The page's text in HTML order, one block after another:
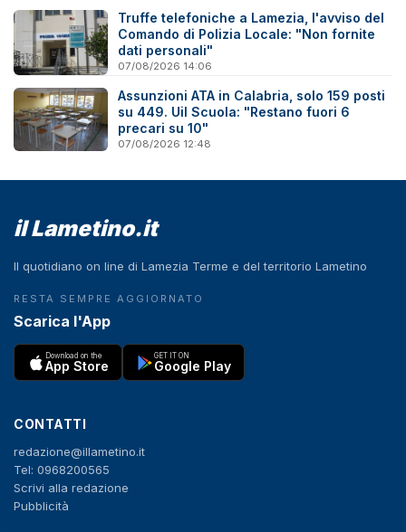
Truffe telefoniche a Lamezia, l'avviso del
Comando di Polizia Locale: "Non fornite
dati personali"
07/08/2026 14:06
Assunzioni ATA in Calabria, solo 159 posti
su 449. Uil Scuola: "Restano fuori 6
precari su 10"
07/08/2026 12:48
il Lametino.it
Il quotidiano on line di Lamezia Terme e del territorio Lametino
RESTA SEMPRE AGGIORNATO
Scarica l'App
Download on the
App Store
GET IT ON
Google Play
CONTATTI
redazione@illametino.it
Tel: 0968200565
Scrivi alla redazione
Pubblicità